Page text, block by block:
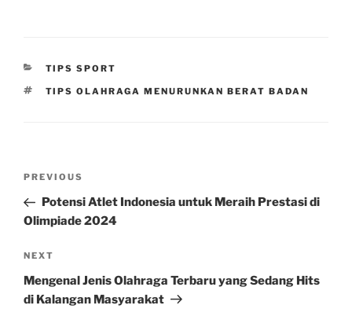
CATEGORIES
TIPS SPORT
TAGS
TIPS OLAHRAGA MENURUNKAN BERAT BADAN
Previous
Post
PREVIOUS
Potensi Atlet Indonesia untuk Meraih Prestasi di
Olimpiade 2024
Next
Post
NEXT
Mengenal Jenis Olahraga Terbaru yang Sedang Hits
di Kalangan Masyarakat